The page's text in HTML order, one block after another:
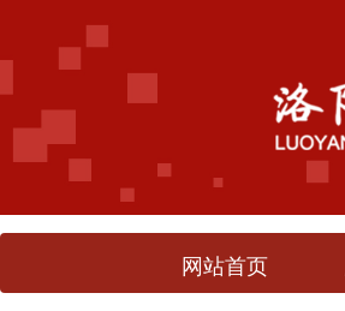
网站首页